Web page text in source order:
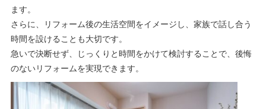
ます。
さらに、リフォーム後の生活空間をイメージし、家族で話し合う
時間を設けることも大切です。
急いで決断せず、じっくりと時間をかけて検討することで、後悔
のないリフォームを実現できます。